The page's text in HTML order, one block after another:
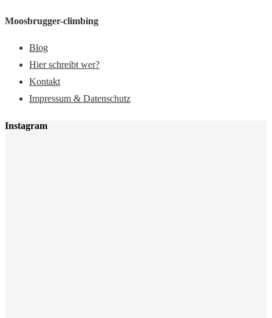
Moosbrugger-climbing
Blog
Hier schreibt wer?
Kontakt
Impressum & Datenschutz
Instagram